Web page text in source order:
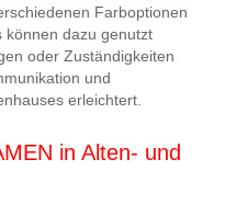
Farboptionen
können dazu genutzt
oder Zuständigkeiten
und
erleichtert.
in Alten- und